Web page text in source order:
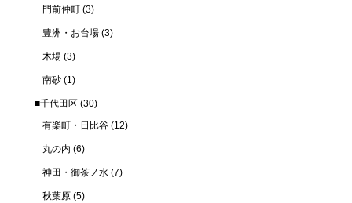
門前仲町 (3)
豊洲・お台場 (3)
木場 (3)
南砂 (1)
■千代田区 (30)
有楽町・日比谷 (12)
丸の内 (6)
神田・御茶ノ水 (7)
秋葉原 (5)